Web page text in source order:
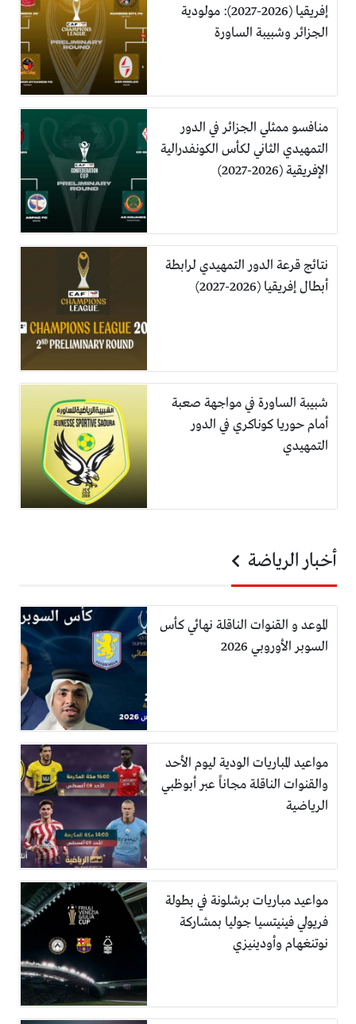
إفريقيا (2026-2027): مولودية
الجزائر وشبيبة الساورة
منافسو ممثلي الجزائر في الدور
التمهيدي الثاني لكأس الكونفدرالية
الإفريقية (2026-2027)
نتائج قرعة الدور التمهيدي لرابطة
أبطال إفريقيا (2026-2027)
شبيبة الساورة في مواجهة صعبة
أمام حوريا كوناكري في الدور
التمهيدي
أخبار الرياضة
الموعد و القنوات الناقلة نهائي كأس
السوبر الأوروبي 2026
مواعيد المباريات الودية ليوم الأحد
والقنوات الناقلة مجاناً عبر أبوظبي
الرياضية
مواعيد مباريات برشلونة في بطولة
فريولي فينيتسيا جوليا بمشاركة
نوتنغهام وأودينيزي